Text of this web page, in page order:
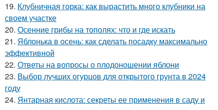
19. Клубничная горка: как вырастить много клубники на
своем участке
20. Осенние грибы на тополях: что и где искать
21. Яблонька в осень: как сделать посадку максимально
эффективной
22. Ответы на вопросы о плодоношении яблони
23. Выбор лучших огурцов для открытого грунта в 2024
году
24. Янтарная кислота: секреты ее применения в саду и